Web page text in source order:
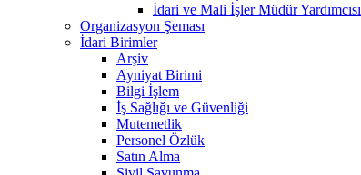
İdari ve Mali İşler Müdür Yardımcısı
Organizasyon Şeması
İdari Birimler
Arşiv
Ayniyat Birimi
Bilgi İşlem
İş Sağlığı ve Güvenliği
Mutemetlik
Personel Özlük
Satın Alma